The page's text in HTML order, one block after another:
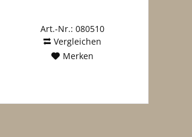
Art.-Nr.: 080510
Vergleichen
Merken